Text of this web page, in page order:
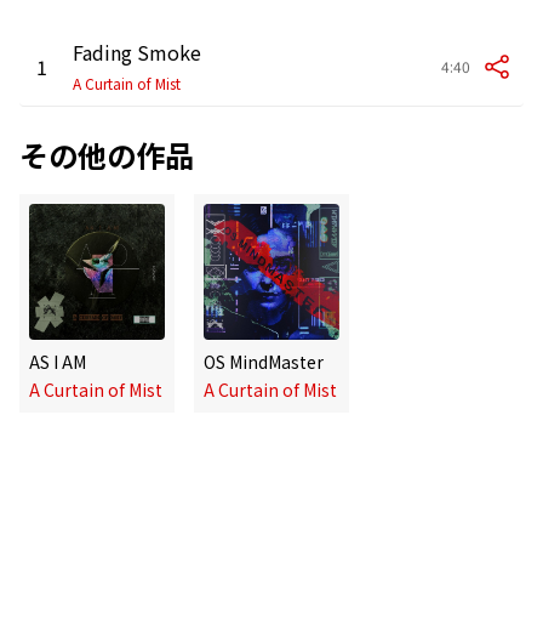
1 Fading Smoke
A Curtain of Mist
4:40
その他の作品
AS I AM
A Curtain of Mist
OS MindMaster
A Curtain of Mist